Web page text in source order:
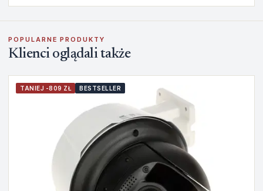
POPULARNE PRODUKTY
Klienci oglądali także
TANIEJ -809 ZŁ BESTSELLER